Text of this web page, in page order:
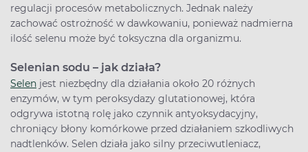
regulacji procesów metabolicznych. Jednak należy
zachować ostrożność w dawkowaniu, ponieważ nadmierna
ilość selenu może być toksyczna dla organizmu.
Selenian sodu – jak działa?
Selen jest niezbędny dla działania około 20 różnych
enzymów, w tym peroksydazy glutationowej, która
odgrywa istotną rolę jako czynnik antyoksydacyjny,
chroniący błony komórkowe przed działaniem szkodliwych
nadtlenków. Selen działa jako silny przeciwutleniacz,